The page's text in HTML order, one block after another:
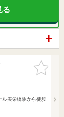
る
お気に入
りに追加
ル美栄橋駅から徒歩